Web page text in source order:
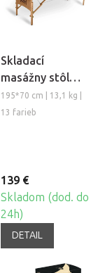
Skladací
masážny stôl
TANDEM Basic-2
195*70 cm | 13,1 kg |
13 farieb
139 €
Skladom (dod. do
24h)
DETAIL